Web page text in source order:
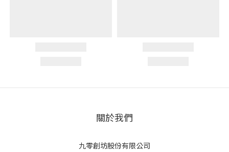
關於我們
九零創坊股份有限公司